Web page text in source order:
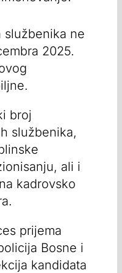
službenika ne
2025.
broj
službenika,
ali i
kadrovsko
prijema
Bosne i
kandidata